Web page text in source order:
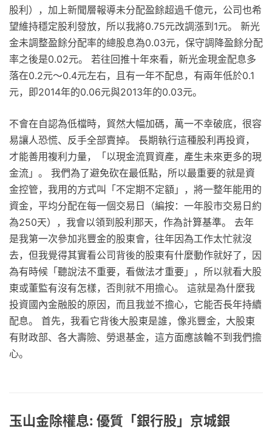
股利），加上新聞層報導未分配盈餘超過千億元，公司也希
望維持穩定股利發放，所以我將0.75元改調漲到1元。 新光
金未調整盈餘分配率的總股息為0.03元，保守調降盈餘分配
率之後是0.02元。 若往回推十年來看，新光金現金配息多
落在0.2元～0.4元左右，且有一年不配息，有兩年低於0.1
元，即2014年的0.06元與2013年的0.03元。
不會在自認為低檔時，貿然大幅加碼，萬一不幸破底，很容
易讓人恐慌、反手全部賣掉。 長期執行這種股利再投資，
才能善用複利力量，「以現金流買資產，產生未來更多的現
金流」。 我們為了避免砍在最低點，所以最重要的就是資
金控管，我用的方式叫「不定期不定額」，將一整年能用的
資金，平均分配在每一個交易日（編按：一年股市交易日約
為250天），我會以領到股利那天，作為計算基準。 去年
是我第一次參加兆豐金的股東會，往年因為工作太忙就沒
去，但我覺得其實看公司背後的股東有什麼動作就好了，因
為有時候「聽說法不重要，看做法才重要」，所以就看大股
東或董監有沒有怎樣，否則就不用擔心。 這就是為什麼我
投資國內金融股的原因，而且我並不擔心，它能否長年持續
配息。 首先，我看它背後大股東是誰，像兆豐金，大股東
有財政部、各大壽險、勞退基金，這方面應該輪不到我們擔
心。
玉山金除權息: 優質「銀行股」京城銀